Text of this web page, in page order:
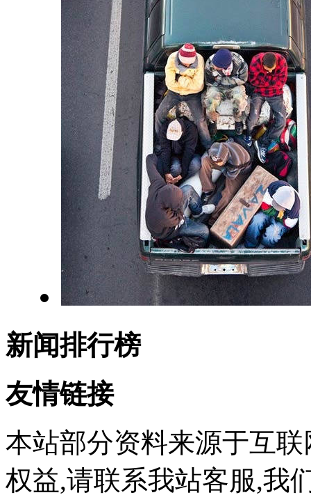
新闻排行榜
友情链接
本站部分资料来源于互
权益,请联系我站客服,我